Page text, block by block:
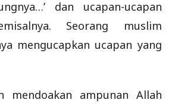
dan ucapan-ucapan
Seorang muslim
mengucapkan ucapan yang
mendoakan ampunan Allah